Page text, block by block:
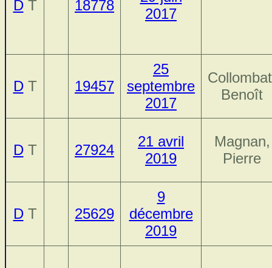
DT 18778
2017
DT 19457
25
septembre
2017
Benoît
DT 27924
21 avril
2019
Magnan,
Pierre
DT 25629
9
décembre
2019